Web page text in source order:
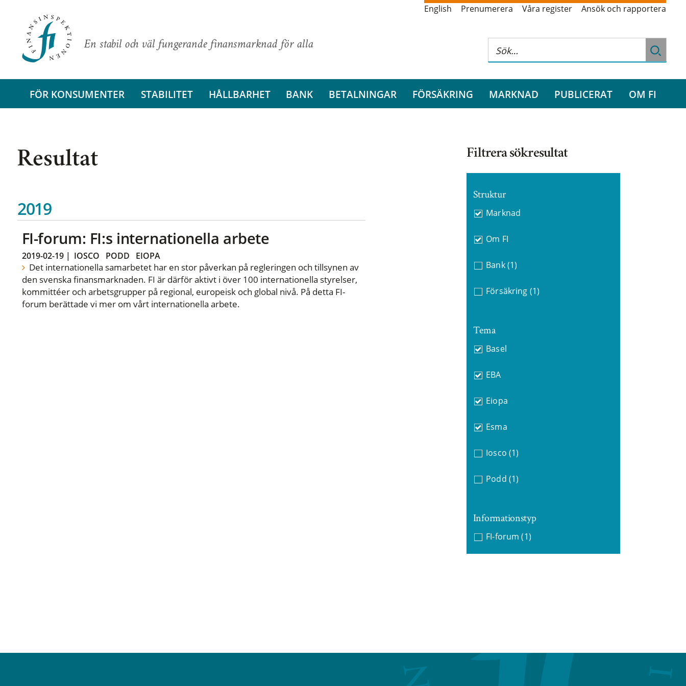
En stabil och väl fungerande finansmarknad för alla
English Prenumerera Våra register Ansök och rapportera
FÖR KONSUMENTER STABILITET HÅLLBARHET BANK BETALNINGAR FÖRSÄKRING MARKNAD PUBLICERAT OM FI
Resultat
2019
FI-forum: FI:s internationella arbete
2019-02-19| IOSCO PODD EIOPA
Det internationella samarbetet har en stor påverkan på regleringen och tillsynen av
den svenska finansmarknaden. FI är därför aktivt i över 100 internationella styrelser,
kommittéer och arbetsgrupper på regional, europeisk och global nivå. På detta FI-
forum berättade vi mer om vårt internationella arbete.
Filtrera sökresultat
Struktur
Marknad
Om FI
Bank (1)
Försäkring (1)
Tema
Basel
EBA
Eiopa
Esma
Iosco (1)
Podd (1)
Informationstyp
FI-forum (1)